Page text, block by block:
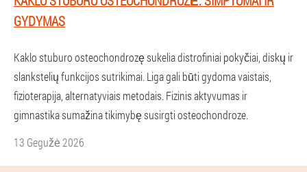
GYDYMAS
Kaklo stuburo osteochondrozę sukelia distrofiniai pokyčiai, diskų ir
slankstelių funkcijos sutrikimai. Liga gali būti gydoma vaistais,
fizioterapija, alternatyviais metodais. Fizinis aktyvumas ir
gimnastika sumažina tikimybę susirgti osteochondroze.
13 Gegužė 2026